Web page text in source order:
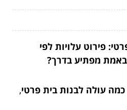
פירוט עלויות לפי
מפתיע בדרך?
כמה עולה לבנות בית פרטי,